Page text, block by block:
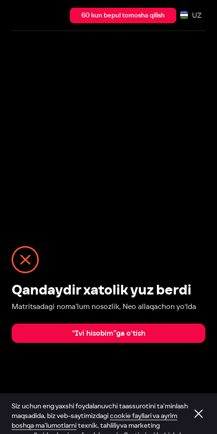
60 kun bepul tomosha qilish UZ
Qandaydir xatolik yuz berdi
Matritsadagi noma’lum nosozlik, Neo allaqachon yo‘lda
“Ivi hisobim”ga o‘tish
Siz uchun eng yaxshi foydalanuvchi taassurotini ta’minlash
maqsadida, biz veb-saytimizdagicookie fayllari va ayrim
boshqa ma’lumotlarnitexnik, tahliliy va marketing